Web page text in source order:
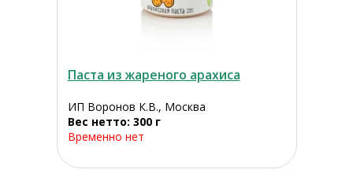
Паста из жареного арахиса
ИП Воронов К.В., Москва
Вес нетто: 300 г
Временно нет